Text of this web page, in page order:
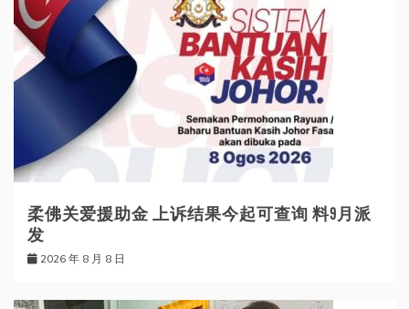
柔佛关爱援助金 上诉结果今起可查询 料9月派
发
2026 年 8 月 8 日